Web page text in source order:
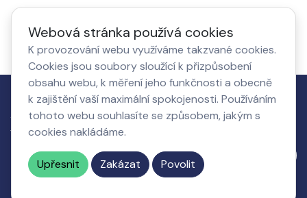
Webová stránka používá cookies
K provozování webu využíváme takzvané cookies.
Cookies jsou soubory sloužící k přizpůsobení
obsahu webu, k měření jeho funkčnosti a obecně
k zajištění vaší maximální spokojenosti. Používáním
tohoto webu souhlasíte se způsobem, jakým s
cookies nakládáme.
Upřesnit Zakázat Povolit
hutnictví, ale v posledních letech prochází výraznou
– například pohoří Beskydy nebo Jeseníky. Mezi
oblíbené turistické cíle patří Pustevny, Praděd, hrad
Hukvaldy nebo Technické muzeum Tatra v
Kopřivnici. Moravskoslezský kraj spojuje bohatou
historii, kulturní dědictví a rozmanitou přírodu.
Svatební služby zahrnují kompletní zajištění a
organizaci svatebního dne podle přání
snoubenců. Patří sem plánování, výzdoba, catering,
fotografování, hudba, koordinace i pronájem
Jak to
funguje
Co získá
podnikatel
O nás,
Nastavení